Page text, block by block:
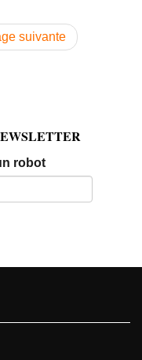
suivante
robotEmail